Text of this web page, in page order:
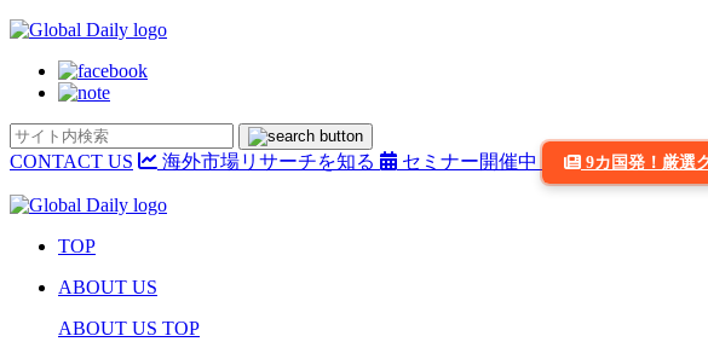
CONTACT US 海外市場リサーチを知る セミナー開催中 9カ国発！厳選
TOP
ABOUT US
ABOUT US TOP